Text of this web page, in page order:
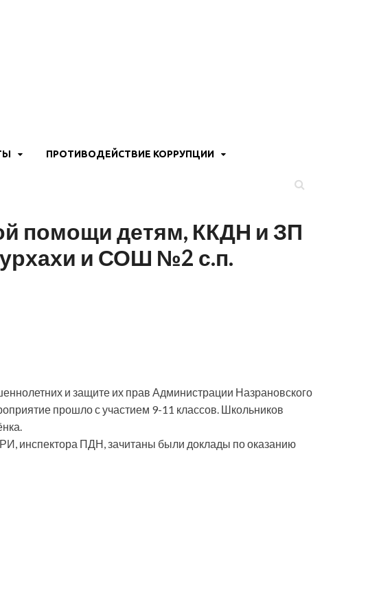
ПРОТИВОДЕЙСТВИЕ КОРРУПЦИИ
помощи детям, ККДН и ЗП
и СОШ №2 с.п.
и защите их прав Администрации Назрановского
прошло с участием 9-11 классов. Школьников
инспектора ПДН, зачитаны были доклады по оказанию